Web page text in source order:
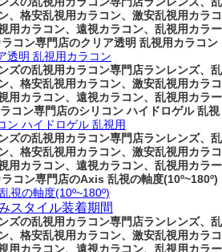
、格安乱視用カラコン、激安乱視用カラコ
用カラコン、遠視カラコン、乱視用カラー
コン専門店のクリア透明 乱視用カラコン
透明 乱視用カラコン
ズの乱視用カラコン専門店ランレンズ、乱
、格安乱視用カラコン、激安乱視用カラコ
用カラコン、遠視カラコン、乱視用カラー
コン専門店のシリコン ハイドロゲル 乱視
ン ハイドロゲル 乱視用
ズの乱視用カラコン専門店ランレンズ、乱
、格安乱視用カラコン、激安乱視用カラコ
用カラコン、遠視カラコン、乱視用カラー
コン専門店のAxis 乱視の軸度(10º~180º)
視の軸度(10º~180º)
スタイル装着期間
ズの乱視用カラコン専門店ランレンズ、乱
、格安乱視用カラコン、激安乱視用カラコ
用カラコン、遠視カラコン、乱視用カラー